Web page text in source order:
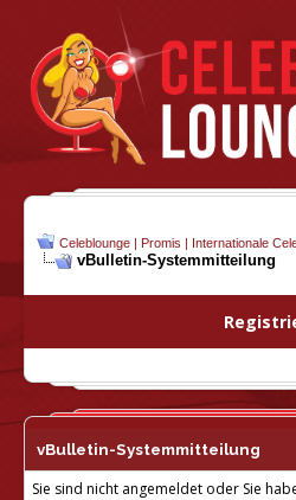
Celeblounge | Promis | Internationale
vBulletin-Systemmitteilung
vBulletin-Systemmitteilung
Sie sind nicht angemeldet oder Sie